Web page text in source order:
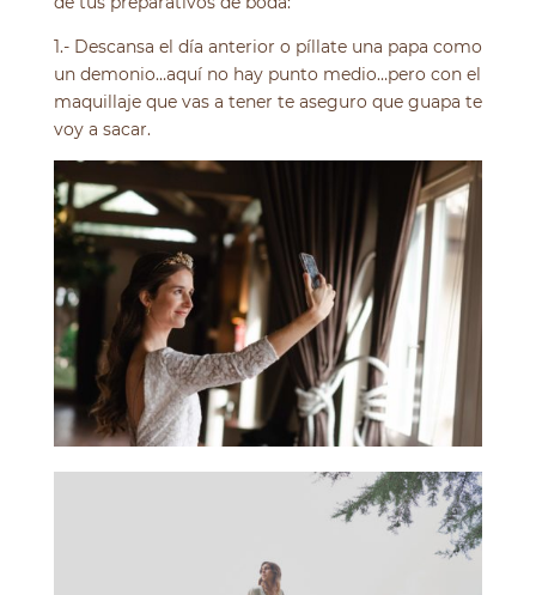
1.- Descansa el día anterior o píllate una papa como
un demonio…aquí no hay punto medio…pero con el
maquillaje que vas a tener te aseguro que guapa te
voy a sacar.